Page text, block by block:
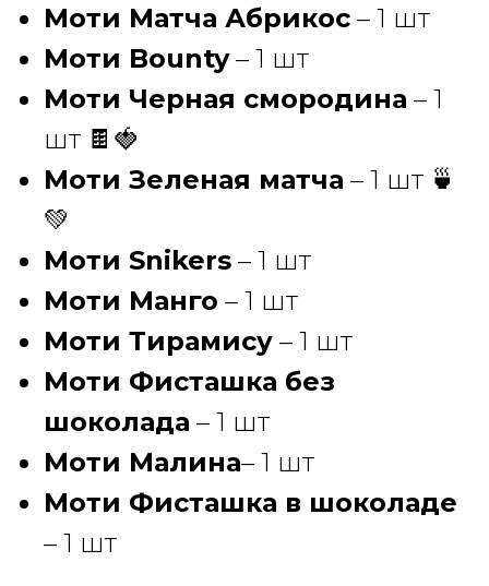
Моти Матча Абрикос – 1 шт
Моти Bounty– 1 шт
Моти Черная смородина – 1
шт 🍫🍓
Моти Зеленая матча – 1 шт 🍵
💚
Моти Snikers – 1 шт
Моти Манго – 1 шт
Моти Тирамису – 1 шт
Моти Фисташка без
шоколада – 1 шт
Моти Малина– 1 шт
Моти Фисташка в шоколаде
– 1 шт